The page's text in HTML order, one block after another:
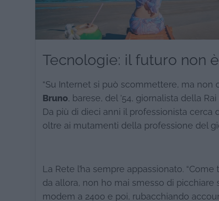
Tecnologie: il futuro non
“Su Internet si può scommettere, ma non
Bruno, barese, del ’54, giornalista della
Da più di dieci anni il professionista
oltre ai mutamenti della professione del
La Rete l’ha sempre appassionato.
da allora, non ho mai smesso di
modem a 2400 e poi, rubacchiando